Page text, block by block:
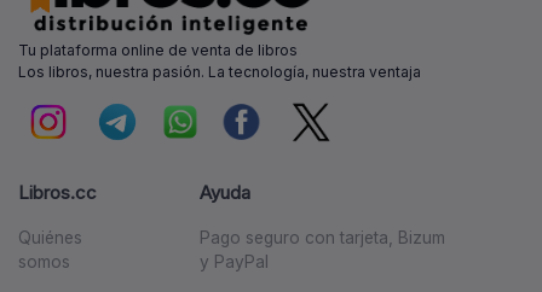
Tu plataforma online de venta de libros
Los libros, nuestra pasión. La tecnología, nuestra ventaja
Libros.cc
Quiénes
somos
Ayuda
Pago seguro con tarjeta, Bizum
y PayPal